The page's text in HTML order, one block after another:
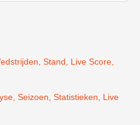
Stand, Live Score,
Seizoen, Statistieken, Live